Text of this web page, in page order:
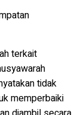
terkait
tidak
memperbaiki